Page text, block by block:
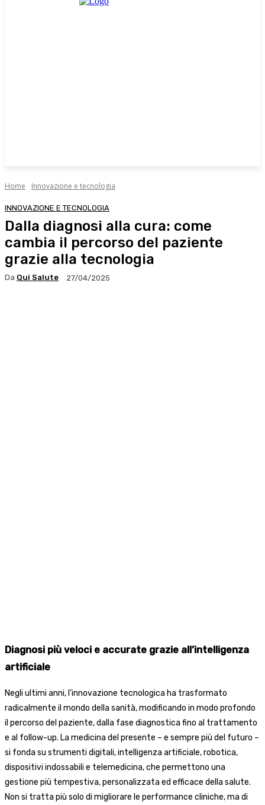
Home Innovazione e tecnologia
INNOVAZIONE E TECNOLOGIA
Dalla diagnosi alla cura: come
cambia il percorso del paziente
grazie alla tecnologia
Da Qui Salute 27/04/2025
Diagnosi più veloci e accurate grazie all’intelligenza
artificiale
Negli ultimi anni, l’innovazione tecnologica ha trasformato
radicalmente il mondo della sanità, modificando in modo profondo
il percorso del paziente, dalla fase diagnostica fino al trattamento
e al follow-up. La medicina del presente – e sempre più del futuro –
si fonda su strumenti digitali, intelligenza artificiale, robotica,
dispositivi indossabili e telemedicina, che permettono una
gestione più tempestiva, personalizzata ed efficace della salute.
Non si tratta più solo di migliorare le performance cliniche, ma di